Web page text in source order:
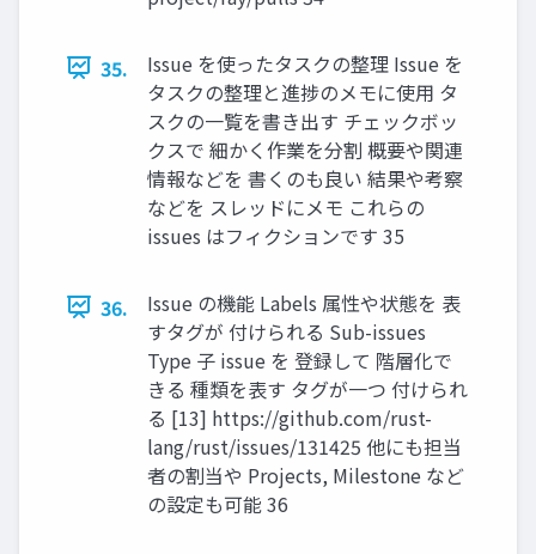
35.
Issue を使ったタスクの整理 Issue を
タスクの整理と進捗のメモに使用 タ
スクの一覧を書き出す チェックボッ
クスで 細かく作業を分割 概要や関連
情報などを 書くのも良い 結果や考察
などを スレッドにメモ これらの
issues はフィクションです 35
36.
Issue の機能 Labels 属性や状態を 表
すタグが 付けられる Sub-issues
Type 子 issue を 登録して 階層化で
きる 種類を表す タグが一つ 付けられ
る [13] https://github.com/rust-
lang/rust/issues/131425 他にも担当
者の割当や Projects, Milestone など
の設定も可能 36